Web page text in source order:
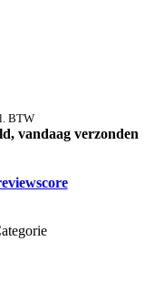
BTW
vandaag verzonden